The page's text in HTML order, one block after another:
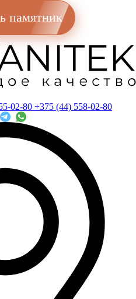
памятник
02-80 +375 (44) 558-02-80